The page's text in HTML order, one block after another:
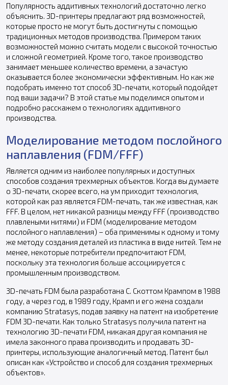
Популярность аддитивных технологий достаточно легко
объяснить. 3D-принтеры предлагают ряд возможностей,
которые просто не могут быть достигнуты с помощью
традиционных методов производства. Примером таких
возможностей можно считать модели с высокой точностью
и сложной геометрией. Кроме того, такое производство
занимает меньшее количество времени, а зачастую
оказывается более экономически эффективным. Но как же
подобрать именно тот способ 3D-печати, который подойдет
под ваши задачи? В этой статье мы поделимся опытом и
подробно расскажем о технологиях аддитивного
производства.
Моделирование методом послойного
наплавления (FDM/FFF)
Является одним из наиболее популярных и доступных
способов создания трехмерных объектов. Когда вы думаете
о 3D-печати, скорее всего, на ум приходит технология,
которой как раз является FDM-печать, так же известная, как
FFF. В целом, нет никакой разницы между FFF (производство
плавлеными нитями) и FDM (моделирование методом
послойного наплавления) – оба применимы к одному и тому
же методу создания деталей из пластика в виде нитей. Тем не
менее, некоторые потребители предпочитают FDM,
поскольку эта технология больше ассоциируется с
промышленным производством.
3D-печать FDM была разработана С. Скоттом Крампом в 1988
году, а через год, в 1989 году, Крамп и его жена создали
компанию Stratasys, подав заявку на патент на изобретение
FDM 3D-печати. Как только Stratasys получила патент на
технологию 3D-печати FDM, никакая другая компания не
имела законного права производить и продавать 3D-
принтеры, использующие аналогичный метод. Патент был
описан как «Устройство и способ для создания трехмерных
объектов».